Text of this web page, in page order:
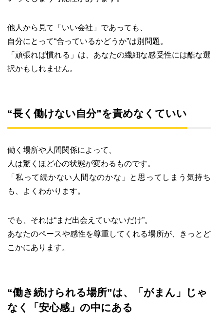
他人から見て「いい会社」であっても、
自分にとって“合っているかどうか”は別問題。
「頑張れば慣れる」は、あなたの繊細な感受性には酷な選
択かもしれません。
“長く働けない自分”を責めなくていい
働く場所や人間関係によって、
人は驚くほど心の状態が変わるものです。
「私って続かない人間なのかな」と思ってしまう気持ち
も、よくわかります。
でも、それは“まだ出会えていないだけ”。
あなたのペースや感性を尊重してくれる場所が、きっとど
こかにあります。
“働き続けられる場所”は、「がまん」じゃ
なく「安心感」の中にある